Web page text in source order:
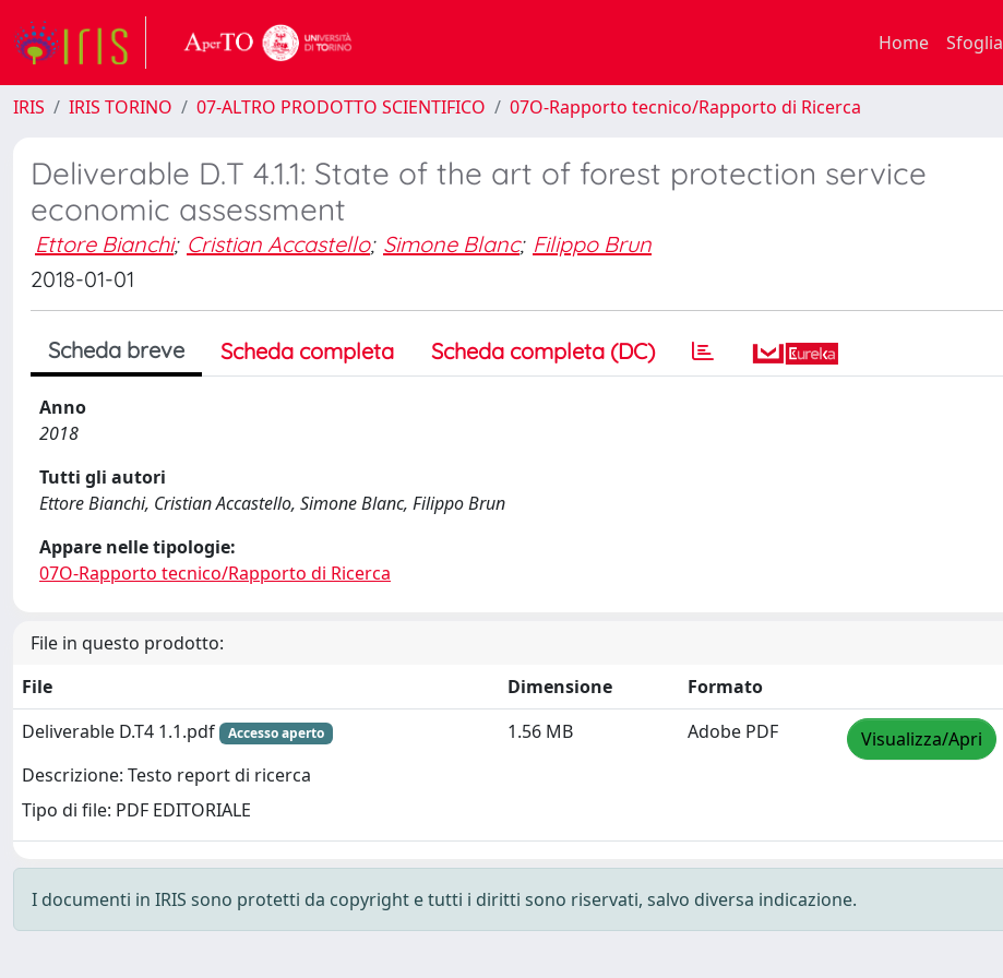
Home Sfoglia
IRIS IRIS TORINO 07-ALTRO PRODOTTO SCIENTIFICO 07O-Rapporto tecnico/Rapporto di Ricerca
Deliverable D.T 4.1.1: State of the art of forest protection service
economic assessment
Ettore Bianchi; Cristian Accastello; Simone Blanc; Filippo Brun
2018-01-01
Scheda breve Scheda completa Scheda completa (DC)
Anno
2018
Tutti gli autori
Ettore Bianchi, Cristian Accastello, Simone Blanc, Filippo Brun
Appare nelle tipologie:
07O-Rapporto tecnico/Rapporto di Ricerca
File in questo prodotto:
File
Dimensione
Formato
Deliverable D.T4 1.1.pdf
Accesso aperto
Descrizione: Testo report di ricerca
Tipo di file: PDF EDITORIALE
1.56 MB Adobe PDF Visualizza/Apri
I documenti in IRIS sono protetti da copyright e tutti i diritti sono riservati, salvo diversa indicazione.